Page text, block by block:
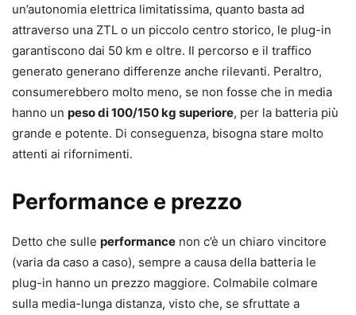
un’autonomia elettrica limitatissima, quanto basta ad
attraverso una ZTL o un piccolo centro storico, le plug-in
garantiscono dai 50 km e oltre. Il percorso e il traffico
generato generano differenze anche rilevanti. Peraltro,
consumerebbero molto meno, se non fosse che in media
hanno un peso di 100/150 kg superiore, per la batteria più
grande e potente. Di conseguenza, bisogna stare molto
attenti ai rifornimenti.
Performance e prezzo
Detto che sulle performance non c’è un chiaro vincitore
(varia da caso a caso), sempre a causa della batteria le
plug-in hanno un prezzo maggiore. Colmabile colmare
sulla media-lunga distanza, visto che, se sfruttate a